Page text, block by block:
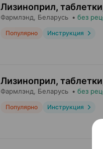
Лизиноприл, таблетки
Фармлэнд , Беларусь • без
Популярно Инструкция
Лизиноприл, таблетки
Фармлэнд , Беларусь • без
Популярно Инструкция